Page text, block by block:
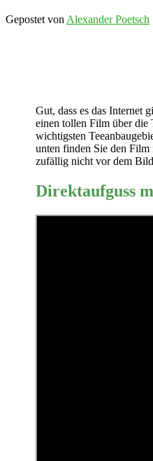
Gepostet von Alexander Poetsch
Gut, dass es das Internet
einen tollen Film über die
wichtigsten
unten finden Sie den
zufällig nicht vor dem
Direktaufguss